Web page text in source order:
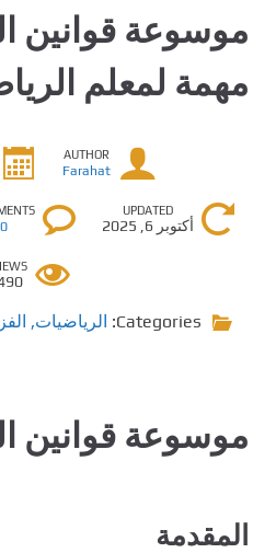
موسوعة قوانين
مهمة لمعلم
AUTHOR
Farahat
UPDATED
أكتوبر 6, 2025 0
Categories: الرياضيات,
موسوعة قوانين
المقدمة